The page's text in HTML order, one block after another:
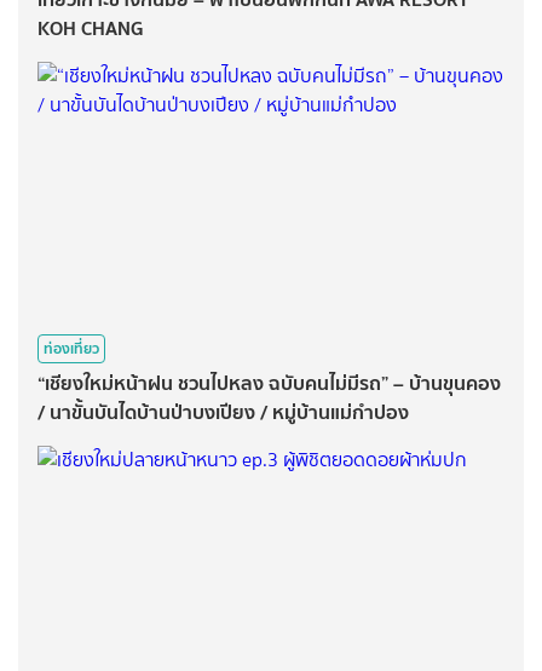
KOH CHANG
ท่องเที่ยว
“เชียงใหม่หน้าฝน ชวนไปหลง ฉบับคนไม่มีรถ” – บ้านขุนคอง
/ นาขั้นบันไดบ้านป่าบงเปียง / หมู่บ้านแม่กำปอง